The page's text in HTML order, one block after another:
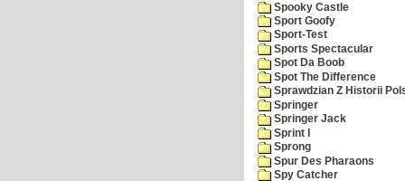
Spooky Castle
Sport Goofy
Sport-Test
Sports Spectacular
Spot Da Boob
Spot The Difference
Sprawdzian Z Historii
Springer
Springer Jack
Sprint I
Sprong
Spur Des Pharaons
Spy Catcher